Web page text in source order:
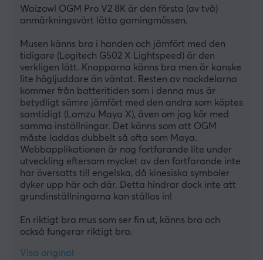
Waizowl OGM Pro V2 8K är den första (av två)
anmärkningsvärt lätta gamingmössen.
Musen känns bra i handen och jämfört med den
tidigare (Logitech G502 X Lightspeed) är den
verkligen lätt. Knapparna känns bra men är kanske
lite högljuddare än väntat. Resten av nackdelarna
kommer från batteritiden som i denna mus är
betydligt sämre jämfört med den andra som köptes
samtidigt (Lamzu Maya X), även om jag kör med
samma inställningar. Det känns som att OGM
måste laddas dubbelt så ofta som Maya.
Webbapplikationen är nog fortfarande lite under
utveckling eftersom mycket av den fortfarande inte
har översatts till engelska, då kinesiska symboler
dyker upp här och där. Detta hindrar dock inte att
grundinställningarna kan ställas in!
En riktigt bra mus som ser fin ut, känns bra och
också fungerar riktigt bra.
Visa original